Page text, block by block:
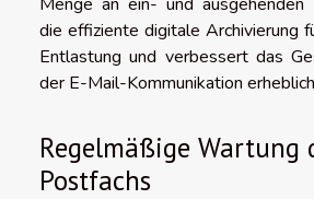
die effiziente digitale Archivierung
Entlastung und verbessert das
der E-Mail-Kommunikation
Regelmäßige Wartung
Postfachs